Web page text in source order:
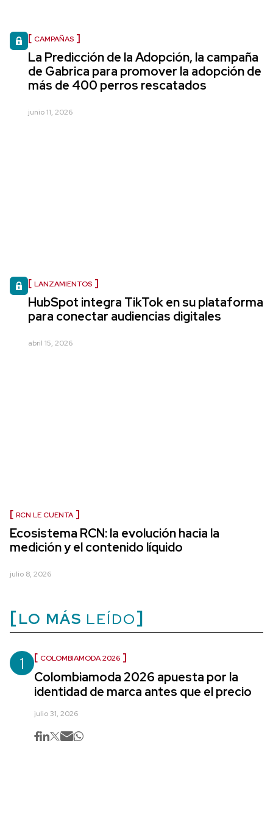
CAMPAÑAS
La Predicción de la Adopción, la campaña
de Gabrica para promover la adopción de
más de 400 perros rescatados
junio 11, 2026
LANZAMIENTOS
HubSpot integra TikTok en su plataforma
para conectar audiencias digitales
abril 15, 2026
RCN LE CUENTA
Ecosistema RCN: la evolución hacia la
medición y el contenido líquido
julio 8, 2026
LO MÁS LEÍDO
1 COLOMBIAMODA 2026
Colombiamoda 2026 apuesta por la
identidad de marca antes que el precio
julio 31, 2026